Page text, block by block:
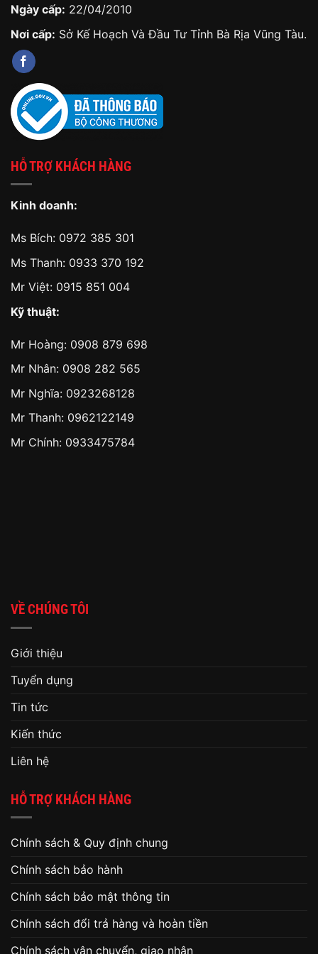
Ngày cấp: 22/04/2010
Nơi cấp: Sở Kế Hoạch Và Đầu Tư Tỉnh Bà Rịa Vũng Tàu.
HỖ TRỢ KHÁCH HÀNG
Kinh doanh:
Ms Bích: 0972 385 301
Ms Thanh: 0933 370 192
Mr Việt: 0915 851 004
Kỹ thuật:
Mr Hoàng: 0908 879 698
Mr Nhân: 0908 282 565
Mr Nghĩa: 0923268128
Mr Thanh: 0962122149
Mr Chính: 0933475784
VỀ CHÚNG TÔI
Giới thiệu
Tuyển dụng
Tin tức
Kiến thức
Liên hệ
HỖ TRỢ KHÁCH HÀNG
Chính sách & Quy định chung
Chính sách bảo hành
Chính sách bảo mật thông tin
Chính sách đổi trả hàng và hoàn tiền
Chính sách vận chuyển, giao nhận